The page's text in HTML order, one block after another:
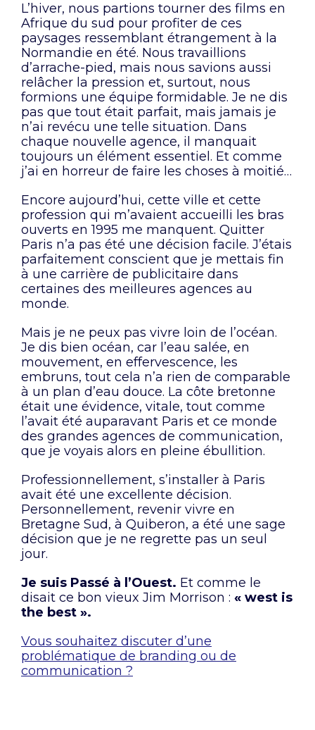
L’hiver, nous partions tourner des films en
Afrique du sud pour profiter de ces
paysages ressemblant étrangement à la
Normandie en été. Nous travaillions
d’arrache-pied, mais nous savions aussi
relâcher la pression et, surtout, nous
formions une équipe formidable. Je ne dis
pas que tout était parfait, mais jamais je
n’ai revécu une telle situation. Dans
chaque nouvelle agence, il manquait
toujours un élément essentiel. Et comme
j’ai en horreur de faire les choses à moitié…
Encore aujourd’hui, cette ville et cette
profession qui m’avaient accueilli les bras
ouverts en 1995 me manquent. Quitter
Paris n’a pas été une décision facile. J’étais
parfaitement conscient que je mettais fin
à une carrière de publicitaire dans
certaines des meilleures agences au
monde.
Mais je ne peux pas vivre loin de l’océan.
Je dis bien océan, car l’eau salée, en
mouvement, en effervescence, les
embruns, tout cela n’a rien de comparable
à un plan d’eau douce. La côte bretonne
était une évidence, vitale, tout comme
l’avait été auparavant Paris et ce monde
des grandes agences de communication,
que je voyais alors en pleine ébullition.
Professionnellement, s’installer à Paris
avait été une excellente décision.
Personnellement, revenir vivre en
Bretagne Sud, à Quiberon, a été une sage
décision que je ne regrette pas un seul
jour.
Je suis Passé à l’Ouest. Et comme le
disait ce bon vieux Jim Morrison : « west is
the best ».
Vous souhaitez discuter d’une
problématique de branding ou de
communication ?